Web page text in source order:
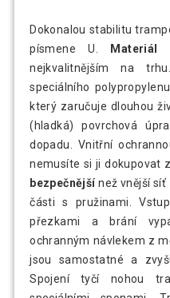
Dokonalou stabilitu
písmene U.
Materiál
nejkvalitnějším na
speciálního
který zaručuje dlouhou
(hladká) povrchová
dopadu. Vnitřní
nemusíte si ji dokupovat
bezpečnějšínež vnější síť
části s pružinami.
přezkami a brání
ochranným návlekem z
jsou samostatné a
Spojení tyčí nohou